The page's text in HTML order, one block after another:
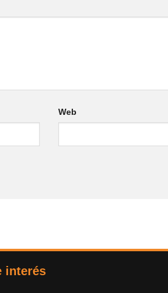
Web
interés